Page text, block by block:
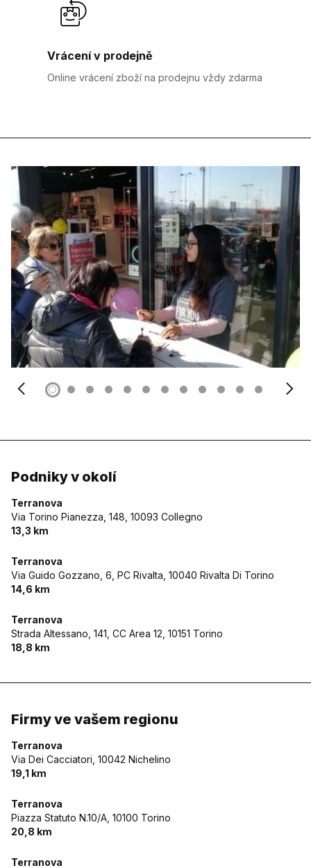
Vrácení v prodejně
Online vrácení zboží na prodejnu vždy zdarma
Podniky v okolí
Terranova
Via Torino Pianezza, 148, 10093 Collegno
13,3 km
Terranova
Via Guido Gozzano, 6, PC Rivalta, 10040 Rivalta Di Torino
14,6 km
Terranova
Strada Altessano, 141, CC Area 12, 10151 Torino
18,8 km
Firmy ve vašem regionu
Terranova
Via Dei Cacciatori, 10042 Nichelino
19,1 km
Terranova
Piazza Statuto N.10/A, 10100 Torino
20,8 km
Terranova